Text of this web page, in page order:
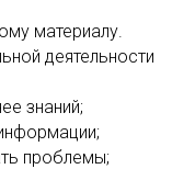
материалу.
деятельности
знаний;
проблемы;